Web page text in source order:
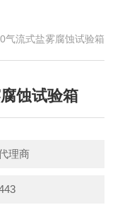
气流式盐雾腐蚀试验箱
蚀试验箱
理商